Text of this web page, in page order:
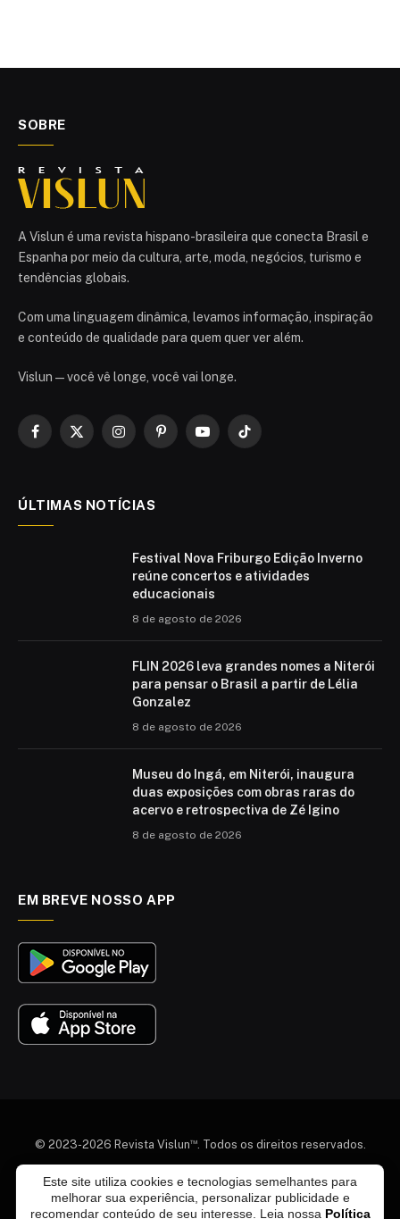
Este site utiliza cookies e tecnologias semelhantes para
melhorar sua experiência, personalizar publicidade e
recomendar conteúdo de seu interesse. Leia nossa Política
SOBRE
A Vislun é uma revista hispano-brasileira que conecta Brasil e
Espanha por meio da cultura, arte, moda, negócios, turismo e
tendências globais.
Com uma linguagem dinâmica, levamos informação, inspiração
e conteúdo de qualidade para quem quer ver além.
Vislun — você vê longe, você vai longe.
Facebook
X
InstagramPinterestYouTubeTikTok
ÚLTIMAS NOTÍCIAS
Festival Nova Friburgo Edição Inverno
reúne concertos e atividades
educacionais
8 de agosto de 2026
FLIN 2026 leva grandes nomes a Niterói
para pensar o Brasil a partir de Lélia
Gonzalez
8 de agosto de 2026
Museu do Ingá, em Niterói, inaugura
duas exposições com obras raras do
acervo e retrospectiva de Zé Igino
8 de agosto de 2026
EM BREVE NOSSO APP
© 2023-2026 Revista Vislun™. Todos os direitos reservados.
Quem somos Colaboradores
Agenda Cultural
Termos e Condições
Política de Privacidade